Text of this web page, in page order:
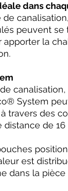
dans
de
peuvent se
apporter la
System
travers des
distance de 16
est
dans la pièce